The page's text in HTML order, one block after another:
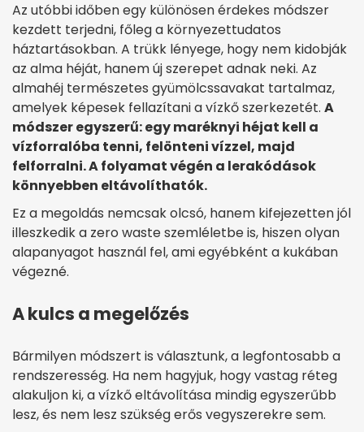
Az utóbbi időben egy különösen érdekes módszer
kezdett terjedni, főleg a környezettudatos
háztartásokban. A trükk lényege, hogy nem kidobják
az alma héját, hanem új szerepet adnak neki. Az
almahéj természetes gyümölcssavakat tartalmaz,
amelyek képesek fellazítani a vízkő szerkezetét. A
módszer egyszerű: egy maréknyi héjat kell a
vízforralóba tenni, felönteni vízzel, majd
felforralni. A folyamat végén a lerakódások
könnyebben eltávolíthatók.
Ez a megoldás nemcsak olcsó, hanem kifejezetten jól
illeszkedik a zero waste szemléletbe is, hiszen olyan
alapanyagot használ fel, ami egyébként a kukában
végezné.
A kulcs a megelőzés
Bármilyen módszert is választunk, a legfontosabb a
rendszeresség. Ha nem hagyjuk, hogy vastag réteg
alakuljon ki, a vízkő eltávolítása mindig egyszerűbb
lesz, és nem lesz szükség erős vegyszerekre sem.